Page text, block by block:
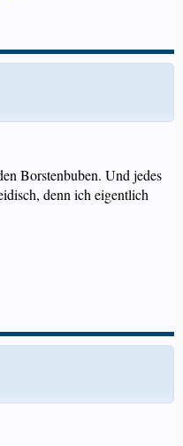
Borstenbuben. Und jedes
denn ich eigentlich